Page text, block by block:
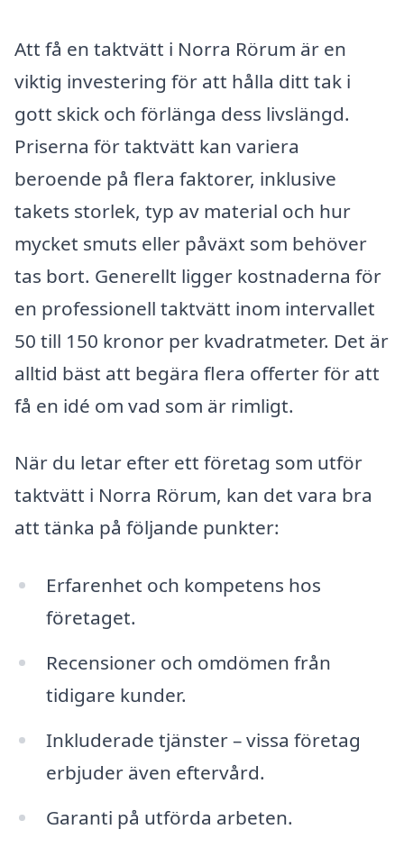
Att få en taktvätt i Norra Rörum är en
viktig investering för att hålla ditt tak i
gott skick och förlänga dess livslängd.
Priserna för taktvätt kan variera
beroende på flera faktorer, inklusive
takets storlek, typ av material och hur
mycket smuts eller påväxt som behöver
tas bort. Generellt ligger kostnaderna för
en professionell taktvätt inom intervallet
50 till 150 kronor per kvadratmeter. Det är
alltid bäst att begära flera offerter för att
få en idé om vad som är rimligt.
När du letar efter ett företag som utför
taktvätt i Norra Rörum, kan det vara bra
att tänka på följande punkter:
Erfarenhet och kompetens hos
företaget.
Recensioner och omdömen från
tidigare kunder.
Inkluderade tjänster – vissa företag
erbjuder även eftervård.
Garanti på utförda arbeten.